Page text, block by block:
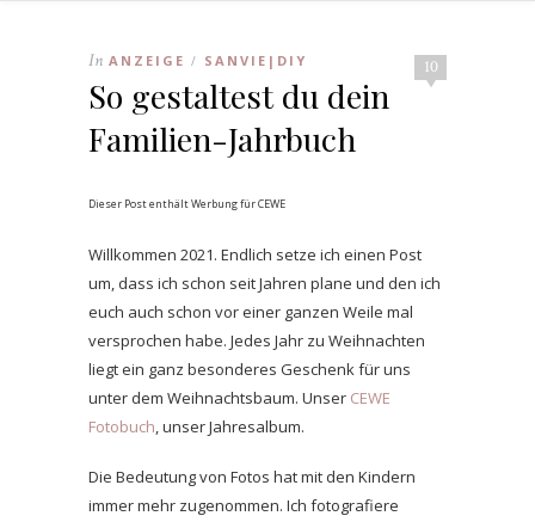
10
In ANZEIGE / SANVIE|DIY
So gestaltest du dein
Familien-Jahrbuch
Dieser Post enthält Werbung für CEWE
Willkommen 2021. Endlich setze ich einen Post
um, dass ich schon seit Jahren plane und den ich
euch auch schon vor einer ganzen Weile mal
versprochen habe. Jedes Jahr zu Weihnachten
liegt ein ganz besonderes Geschenk für uns
unter dem Weihnachtsbaum. Unser CEWE
Fotobuch, unser Jahresalbum.
Die Bedeutung von Fotos hat mit den Kindern
immer mehr zugenommen. Ich fotografiere